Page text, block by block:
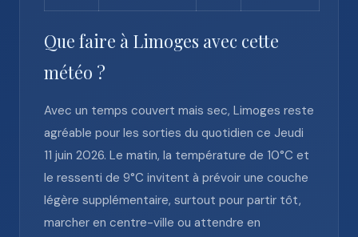
Que faire à Limoges avec cette
météo ?
Avec un temps couvert mais sec, Limoges reste
agréable pour les sorties du quotidien ce Jeudi
11 juin 2026. Le matin, la température de 10°C et
le ressenti de 9°C invitent à prévoir une couche
légère supplémentaire, surtout pour partir tôt,
marcher en centre-ville ou attendre en